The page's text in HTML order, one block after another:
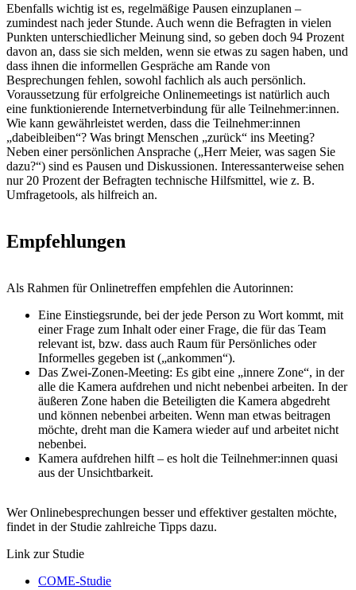
Ebenfalls wichtig ist es, regelmäßige Pausen einzuplanen –
zumindest nach jeder Stunde. Auch wenn die Befragten in vielen
Punkten unterschiedlicher Meinung sind, so geben doch 94 Prozent
davon an, dass sie sich melden, wenn sie etwas zu sagen haben, und
dass ihnen die informellen Gespräche am Rande von
Besprechungen fehlen, sowohl fachlich als auch persönlich.
Voraussetzung für erfolgreiche Onlinemeetings ist natürlich auch
eine funktionierende Internetverbindung für alle Teilnehmer:innen.
Wie kann gewährleistet werden, dass die Teilnehmer:innen
„dabeibleiben“? Was bringt Menschen „zurück“ ins Meeting?
Neben einer persönlichen Ansprache („Herr Meier, was sagen Sie
dazu?“) sind es Pausen und Diskussionen. Interessanterweise sehen
nur 20 Prozent der Befragten technische Hilfsmittel, wie z. B.
Umfragetools, als hilfreich an.
Empfehlungen
Als Rahmen für Onlinetreffen empfehlen die Autorinnen:
Eine Einstiegsrunde, bei der jede Person zu Wort kommt, mit
einer Frage zum Inhalt oder einer Frage, die für das Team
relevant ist, bzw. dass auch Raum für Persönliches oder
Informelles gegeben ist („ankommen“).
Das Zwei-Zonen-Meeting: Es gibt eine „innere Zone“, in der
alle die Kamera aufdrehen und nicht nebenbei arbeiten. In der
äußeren Zone haben die Beteiligten die Kamera abgedreht
und können nebenbei arbeiten. Wenn man etwas beitragen
möchte, dreht man die Kamera wieder auf und arbeitet nicht
nebenbei.
Kamera aufdrehen hilft – es holt die Teilnehmer:innen quasi
aus der Unsichtbarkeit.
Wer Onlinebesprechungen besser und effektiver gestalten möchte,
findet in der Studie zahlreiche Tipps dazu.
Link zur Studie
COME-Studie